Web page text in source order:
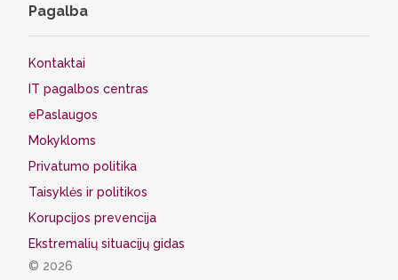
Pagalba
Kontaktai
IT pagalbos centras
ePaslaugos
Mokykloms
Privatumo politika
Taisyklės ir politikos
Korupcijos prevencija
Ekstremalių situacijų gidas
© 2026